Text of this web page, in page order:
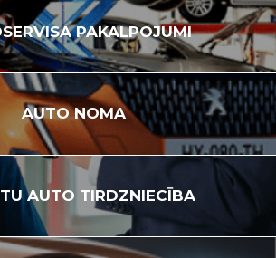
PAKALPOJUMI
AUTONOMA
AUTO TIRDZNIECĪBA